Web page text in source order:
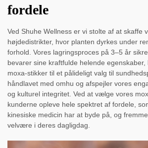
fordele
Ved Shuhe Wellness er vi stolte af at skaffe
højdedistrikter, hvor planten dyrkes under
forhold. Vores lagringsproces på 3–5 år
bevarer sine kraftfulde helende
moxa-stikker til et pålideligt valg til
håndlavet med omhu og afspejler vores
og kulturel integritet. Ved at vælge vores
kunderne opleve hele spektret af fordele,
kinesiske medicin har at byde på, og
velvære i deres dagligdag.